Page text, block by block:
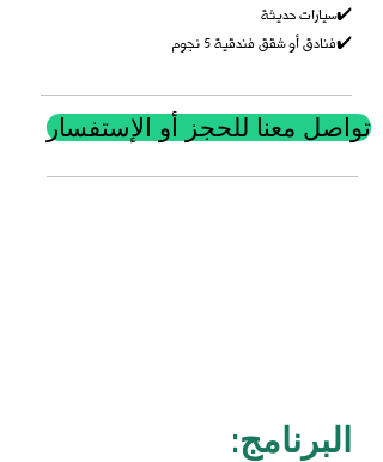
سيارات حديثة✔️
فنادق أو شقق فندقية 5 نجوم✔️
تواصل معنا للحجز أو الإستفسار
: البرنامج